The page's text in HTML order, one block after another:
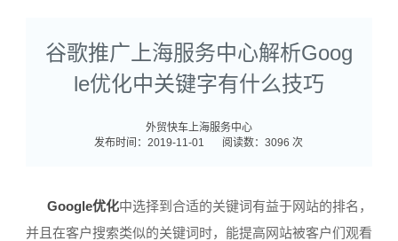
谷歌推广上海服务中心解析Goog
le优化中关键字有什么技巧
外贸快车上海服务中心
发布时间：2019-11-01
阅读数：3096 次
Google优化中选择到合适的关键词有益于网站的排名，
并且在客户搜索类似的关键词时，能提高网站被客户们观看